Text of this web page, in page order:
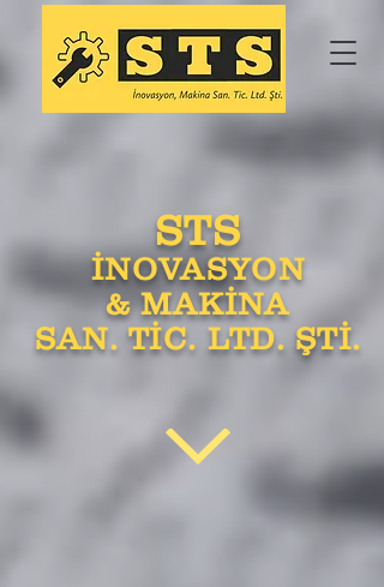
STS
İNOVASYON
& MAKİNA
SAN. TİC. LTD. ŞTİ.